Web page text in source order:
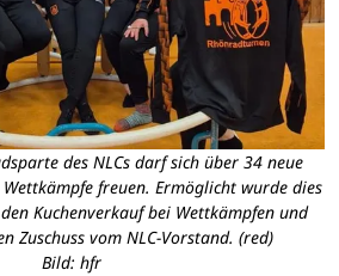
des NLCs darf sich über 34 neue
freuen. Ermöglicht wurde dies
Kuchenverkauf bei Wettkämpfen und
Zuschuss vom NLC-Vorstand. (red)
Bild: hfr